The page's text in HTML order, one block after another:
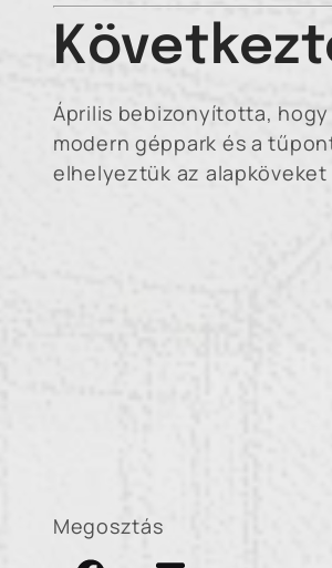
Április bebizonyította, hogy
modern géppark és a
elhelyeztük az alapköveket
Megosztás